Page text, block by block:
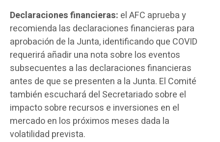
Declaraciones financieras: el AFC aprueba y
recomienda las declaraciones financieras para
aprobación de la Junta, identificando que COVID
requerirá añadir una nota sobre los eventos
subsecuentes a las declaraciones financieras
antes de que se presenten a la Junta. El Comité
también escuchará del Secretariado sobre el
impacto sobre recursos e inversiones en el
mercado en los próximos meses dada la
volatilidad prevista.